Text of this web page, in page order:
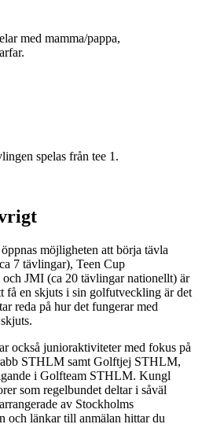
med mamma/pappa,
spelas från tee 1.
möjligheten att börja tävla
7 tävlingar), Teen Cup
JMI (ca 20 tävlingar nationellt) är
få en skjuts i sin golfutveckling är det
reda på hur det fungerar med
också junioraktiviteter med fokus på
STHLM samt Golftjej STHLM,
i Golfteam STHLM. Kungl
som regelbundet deltar i såväl
av Stockholms
länkar till anmälan hittar du